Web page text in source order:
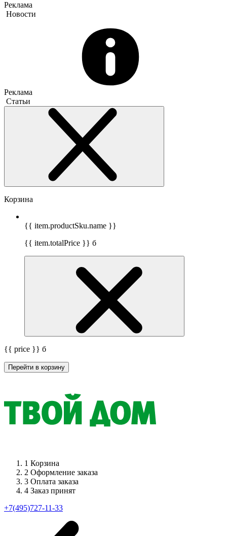
Реклама
Новости
Реклама
Статьи
Корзина
{{ item.productSku.name }}
{{ item.totalPrice }} б
{{ price }} б
Перейти в корзину
1 Корзина
2 Оформление заказа
3 Оплата заказа
4 Заказ принят
+7(495)727-11-33